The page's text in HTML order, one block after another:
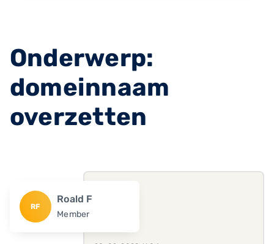
Onderwerp:
domeinnaam
overzetten
RF
Roald F
Member